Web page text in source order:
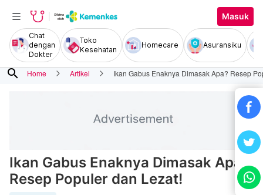
Masuk
Chat
dengan
Dokter
Toko
Kesehatan
Homecare Asuransiku
search Home Artikel Ikan Gabus Enaknya Dimasak Apa? Resep
Ikan Gabus Enaknya Dimasak Apa?
Resep Populer dan Lezat!